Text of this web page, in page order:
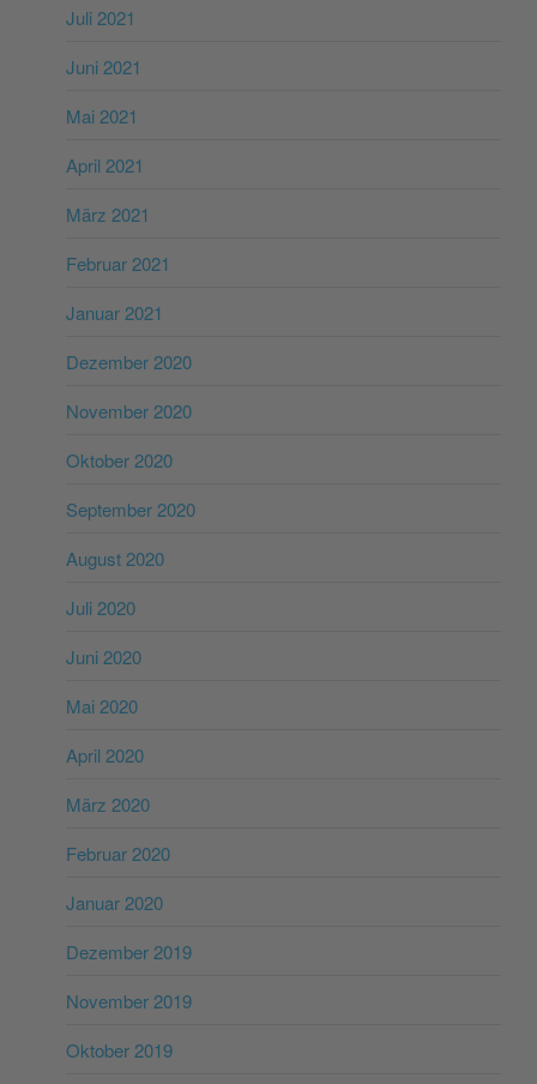
Juli 2021
Juni 2021
Mai 2021
April 2021
März 2021
Februar 2021
Januar 2021
Dezember 2020
November 2020
Oktober 2020
September 2020
August 2020
Juli 2020
Juni 2020
Mai 2020
April 2020
März 2020
Februar 2020
Januar 2020
Dezember 2019
November 2019
Oktober 2019